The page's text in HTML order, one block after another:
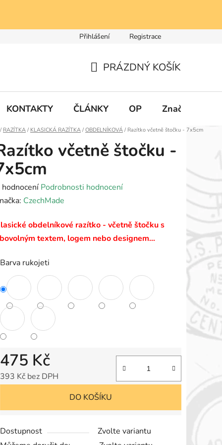
Přihlášení Registrace
KOŠÍK
PRÁZDNÝ KOŠÍK
KONTAKTY ČLÁNKY OP Značky
Domů
/ RAZÍTKA / KLASICKÁ RAZÍTKA / OBDELNÍKOVÁ / Razítko včetně štočku - 7x5cm
včetně štočku -
hvězdiček.
hodnocení Podrobnosti hodnocení
CzechMade
obdelníkové razítko - včetně štočku s
textem, logem nebo designem…
Barva rukojeti
475 Kč
393 Kč bez DPH
DO KOŠÍKU
Dostupnost
Zvolte variantu